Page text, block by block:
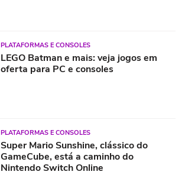
PLATAFORMAS E CONSOLES
LEGO Batman e mais: veja jogos em
oferta para PC e consoles
PLATAFORMAS E CONSOLES
Super Mario Sunshine, clássico do
GameCube, está a caminho do
Nintendo Switch Online